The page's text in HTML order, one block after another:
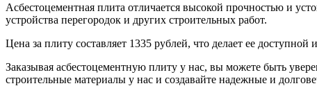
Асбестоцементная плита отличается высокой прочностью и
устройства перегородок и других строительных работ.
Цена за плиту составляет 1335 рублей, что делает ее
Заказывая асбестоцементную плиту у нас, вы можете быть
строительные материалы у нас и создавайте надежные и